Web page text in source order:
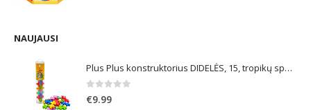
NAUJAUSI
Plus Plus konstruktorius DIDELĖS, 15, tropikų spalvos
0 out of 5
€9.99